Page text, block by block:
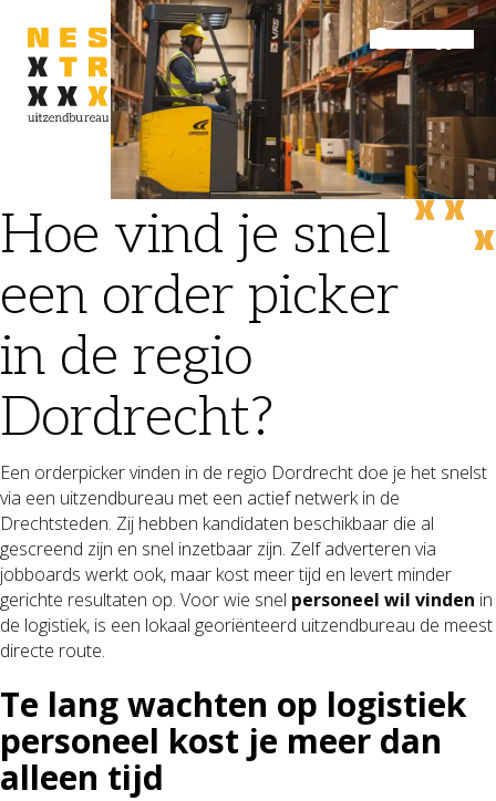
Hoe vind je snel
een order picker
in de regio
Dordrecht?
Een orderpicker vinden in de regio Dordrecht doe je het snelst
via een uitzendbureau met een actief netwerk in de
Drechtsteden. Zij hebben kandidaten beschikbaar die al
gescreend zijn en snel inzetbaar zijn. Zelf adverteren via
jobboards werkt ook, maar kost meer tijd en levert minder
gerichte resultaten op. Voor wie snel personeel wil vinden in
de logistiek, is een lokaal georiënteerd uitzendbureau de meest
directe route.
Te lang wachten op logistiek
personeel kost je meer dan
alleen tijd